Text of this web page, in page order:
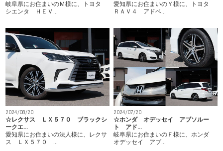
岐阜県にお住まいのＭ様に、トヨタ
シエンタ ＨＥＶ…
愛知県にお住まいのＹ様に、トヨタ
ＲＡＶ４ アドベ…
2024/08/20
☆レクサス ＬＸ５７０ ブラックシ
ークエ…
愛知県にお住まいの法人様に、レクサ
ス ＬＸ５７０ …
2024/07/20
☆ホンダ オデッセイ アブソルー
ト アド…
岐阜県にお住まいのＦ様に、ホンダ
オデッセイ アブ…